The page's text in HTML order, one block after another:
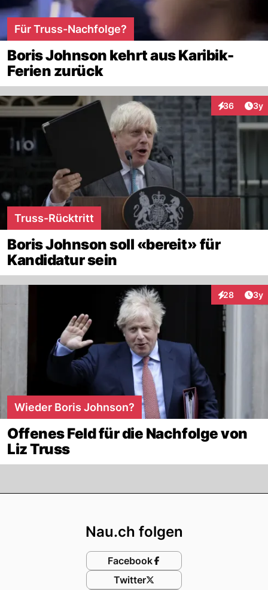
Für Truss-Nachfolge?
Boris Johnson kehrt aus Karibik-
Ferien zurück
36
Interaktionen
3y
Truss-Rücktritt
Boris Johnson soll «bereit» für
Kandidatur sein
28
Interaktionen
3y
Wieder Boris Johnson?
Offenes Feld für die Nachfolge von
Liz Truss
Nau.ch folgen
Facebook
Twitter